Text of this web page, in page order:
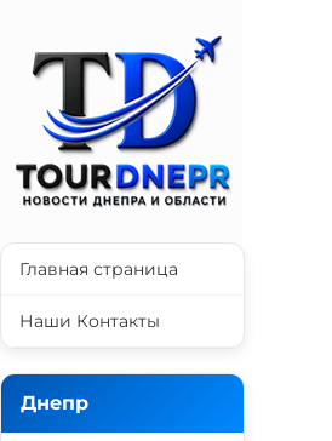
Главная страница
Наши Контакты
Днепр